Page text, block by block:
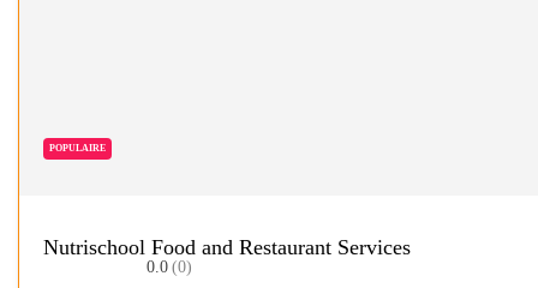
POPULAIRE
Nutrischool Food and Restaurant Services
0.0 (0)